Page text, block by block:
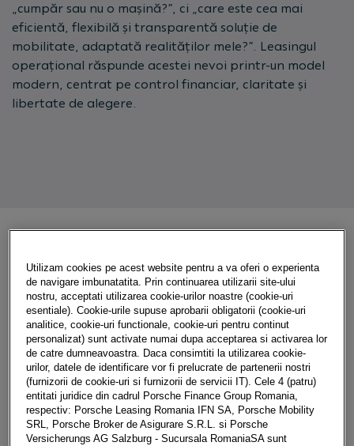
„cumpăr sau nu o mașină?”, ci „care este cea mai
eficientă, flexibilă și transparentă soluție de
mobilitate, adaptată realităților mele?”. Leasingul
operațional răspunde acestei nevoi printr-un model
modern, centrat pe control financiar, claritate și
libertate de alegere.
CE ESTE LEASINGUL OPERAȚIONAL
Leasingul operațional este o formă eficientă de
utilizare a unui autoturism, prin care beneficiezi de o
mașină nouă pe o perioadă determinată, în schimbul
unei rate lunare fixe, fără a deveni proprietarul
acesteia. Din punct de vedere practic, leasingul
operațional funcționează similar unei chirii: plătești
pentru folosirea mașinii, nu pentru achiziția ei.
Utilizam cookies pe acest website pentru a va oferi o experienta
de navigare imbunatatita. Prin continuarea utilizarii site-ului
nostru, acceptati utilizarea cookie-urilor noastre (cookie-uri
esentiale). Cookie-urile supuse aprobarii obligatorii (cookie-uri
analitice, cookie-uri functionale, cookie-uri pentru continut
personalizat) sunt activate numai dupa acceptarea si activarea lor
de catre dumneavoastra. Daca consimtiti la utilizarea cookie-
urilor, datele de identificare vor fi prelucrate de partenerii nostri
(furnizorii de cookie-uri si furnizorii de servicii IT). Cele 4 (patru)
entitati juridice din cadrul Porsche Finance Group Romania,
respectiv: Porsche Leasing Romania IFN SA, Porsche Mobility
SRL, Porsche Broker de Asigurare S.R.L. si Porsche
Versicherungs AG Salzburg - Sucursala RomaniaSA sunt